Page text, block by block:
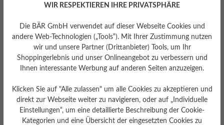
jedes Bedürfnis vereint.
Business Sneaker für
Damen: Symbiose
von Design und
Bequemlichkeit
Für Frauen, die Eleganz und Lässigkeit
WIR RESPEKTIEREN IHRE PRIVATSPHÄRE
Die BÄR GmbH verwendet auf dieser Webseite Cookies und
andere Web-Technologien („Tools“). Mit Ihrer Zustimmung nutzen
wir und unsere Partner (Drittanbieter) Tools, um Ihr
Shoppingerlebnis und unser Onlineangebot zu verbessern und
Ihnen interessante Werbung auf anderen Seiten anzuzeigen.
Klicken Sie auf "Alle zulassen" um alle Cookies zu akzeptieren und
direkt zur Webseite weiter zu navigieren, oder auf „Individuelle
Einstellungen“, um eine detaillierte Beschreibung der Cookie-
Kategorien und eine Übersicht der eingesetzten Cookies zu